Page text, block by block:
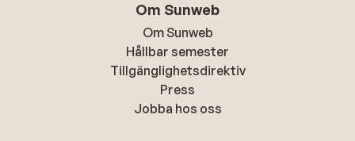
Om Sunweb
Om Sunweb
Hållbar semester
Tillgänglighetsdirektiv
Press
Jobba hos oss